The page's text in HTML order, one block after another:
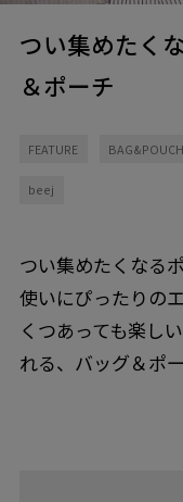
つい集めたく
＆ポーチ
FEATURE BAG&POUCH
beej
つい集めたくなる
使いにぴったりの
くつあっても楽し
れる、バッグ＆ポ